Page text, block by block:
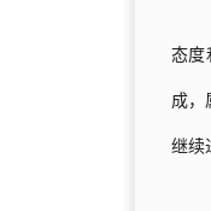
态度
成，
继续